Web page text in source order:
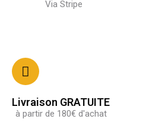
Via Stripe
Livraison GRATUITE
à partir de 180€ d'achat